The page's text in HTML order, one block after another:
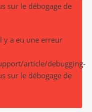
sur le débogage de
y a eu une erreur
article/debugging-
sur le débogage de